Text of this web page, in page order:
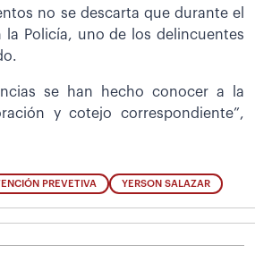
no se descarta que durante el
Policía, uno de los delincuentes
se han hecho conocer a la
y cotejo correspondiente”,
PREVETIVA YERSON SALAZAR